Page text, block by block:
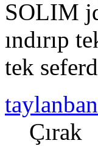
SOLIM
ındırıp
tek
Çırak